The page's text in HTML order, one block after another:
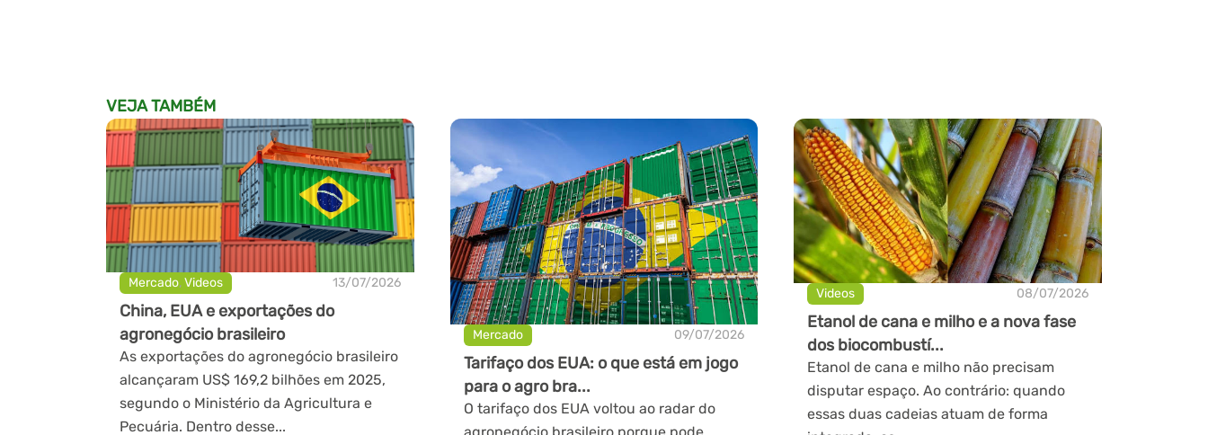
VEJA TAMBÉM
Mercado,Videos 13/07/2026
China, EUA e exportações do
agronegócio brasileiro
As exportações do agronegócio brasileiro
alcançaram US$ 169,2 bilhões em 2025,
segundo o Ministério da Agricultura e
Pecuária. Dentro desse...
Mercado 09/07/2026
Tarifaço dos EUA: o que está em jogo
para o agro bra...
O tarifaço dos EUA voltou ao radar do
Videos 08/07/2026
Etanol de cana e milho e a nova fase
dos biocombustí...
Etanol de cana e milho não precisam
disputar espaço. Ao contrário: quando
essas duas cadeias atuam de forma